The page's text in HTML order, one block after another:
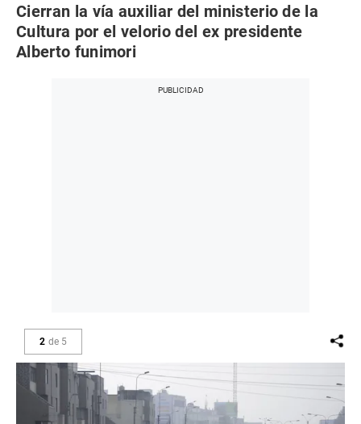
Cierran la vía auxiliar del ministerio de la
Cultura por el velorio del ex presidente
Alberto funimori
2 de 5